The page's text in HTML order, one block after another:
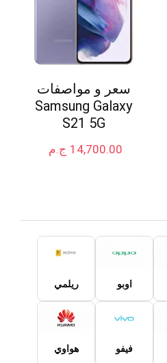
سعر و مواصفات
Samsung Galaxy
S21 5G
ج.م 14,700.00
اوبو ريلمي
فيفو هواوي